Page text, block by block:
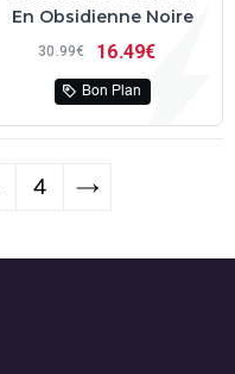
En Obsidienne Noire
30 99€ 16 49€
Bon Plan
4 →